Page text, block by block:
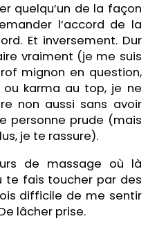
quelqu’un de la façon
l’accord de la
Et inversement. Dur
vraiment (je me suis
mignon en question,
karma au top, je ne
non aussi sans avoir
personne prude (mais
je te rassure).
de massage où là
te fais toucher par des
difficile de me sentir
lâcher prise.